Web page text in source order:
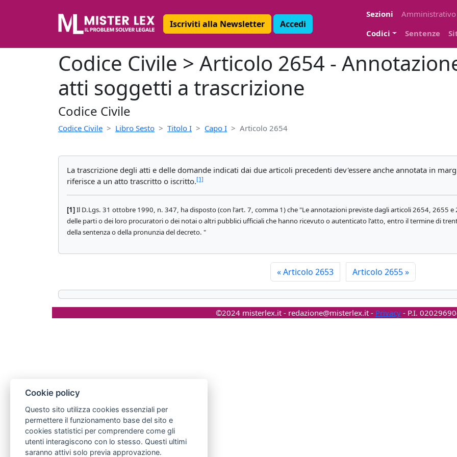
Iscriviti alla Newsletter Accedi
Sezioni
Amministrativo
Codici
Sentenze
Codice Civile > Articolo 2654 -
atti soggetti a trascrizione
Codice Civile
Codice Civile Libro Sesto Titolo I Capo I Articolo 2654
La trascrizione degli atti e delle domande indicati dai due articoli precedenti dev'essere anche annotata in
riferisce a un atto trascritto o iscritto.[1]
[1]Il D.Lgs. 31 ottobre 1990, n. 347, ha disposto (con l'art. 7, comma 1) che "Le annotazioni previste dagli articoli 2654, 2655 e
delle parti o dei loro procuratori o dei notai o altri pubblici ufficiali che hanno ricevuto o autenticato l'atto, entro il termine di
della sentenza o della pronunzia del decreto. "
«Articolo 2653 Articolo 2655»
©2024 misterlex.it - redazione@misterlex.it- Privacy- P.I.
Cookie policy
Questo sito utilizza cookies essenziali per
permettere il funzionamento base del sito e
cookies statistici per comprendere come gli
utenti interagiscono con lo stesso. Questi ultimi
saranno attivi solo previa approvazione.